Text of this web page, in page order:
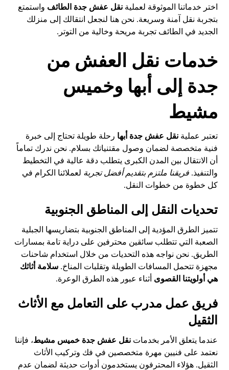
اختر خدماتنا الموثوقة لعمليةنقل عفش جدة الطائف واستمتع
بتجربة نقل آمنة وسريعة. نحن هنا لنجعل انتقالك إلى منزلك
الجديد في الطائف تجربة مريحة وخالية من التوتر.
خدمات نقل العفش من
جدة إلى أبها وخميس
مشيط
تعتبر عمليةنقل عفش جدة أبها رحلة طويلة تحتاج إلى خبرة
فنية متخصصة لضمان وصول مقتنياتك بسلام. نحن ندرك تماماً
أن الانتقال بين المدن الكبرى يتطلب دقة عالية في التخطيط
والتنفيذ.فريقنا ملتزم بتقديم أفضل تجربة لعملائنا الكرام في
كل خطوة من خطوات النقل.
تحديات النقل إلى المناطق الجنوبية
تتميز الطرق المؤدية إلى المناطق الجنوبية بتضاريسها الجبلية
الصعبة التي تتطلب سائقين محترفين على دراية تامة بمسارات
الطريق. نحن نواجه هذه التحديات من خلال استخدام شاحنات
مجهزة تتحمل المسافات الطويلة وتقلبات المناخ.سلامة أثاثك
هي أولويتنا القصوى أثناء عبور هذه الطرق الوعرة.
فريق عمل مدرب على التعامل مع الأثاث
الثقيل
عندما يتعلق الأمر بخدماتنقل عفش جدة خميس مشيط، فإننا
نعتمد على فنيين مهرة متخصصين في فك وتركيب الأثاث
الثقيل. هؤلاء المحترفون يستخدمون أدوات حديثة لضمان عدم